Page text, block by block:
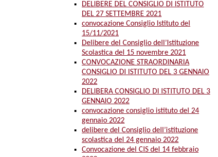
DELIBERE DEL CONSIGLIO DI ISTITUTO
DEL 27 SETTEMBRE 2021
convocazione Consiglio Istituto del
15/11/2021
Delibere del Consiglio dell’Istituzione
Scolastica del 15 novembre 2021
CONVOCAZIONE STRAORDINARIA
CONSIGLIO DI ISTITUTO DEL 3 GENNAIO
2022
DELIBERA CONSIGLIO DI ISTITUTO DEL 3
GENNAIO 2022
convocazione consiglio istituto del 24
gennaio 2022
delibere del Consiglio dell’istituzione
scolastica del 24 gennaio 2022
Convocazione del CIS del 14 febbraio